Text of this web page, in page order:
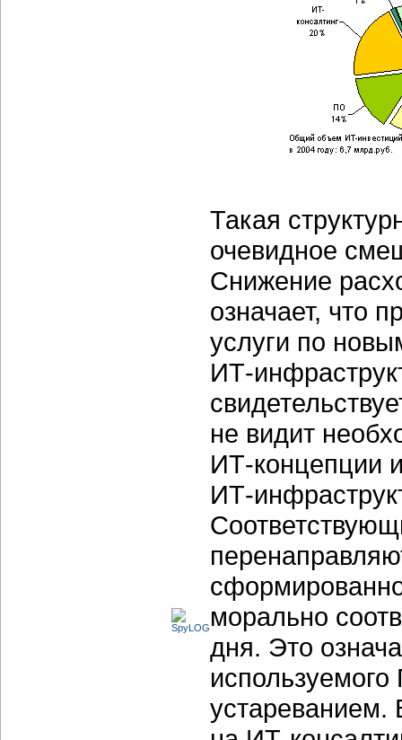
Такая
очевидное
Снижение
означает, что
услуги по
ИТ-
не видит
ИТ-концепции
ИТ-
морально
дня. Это
устареванием.